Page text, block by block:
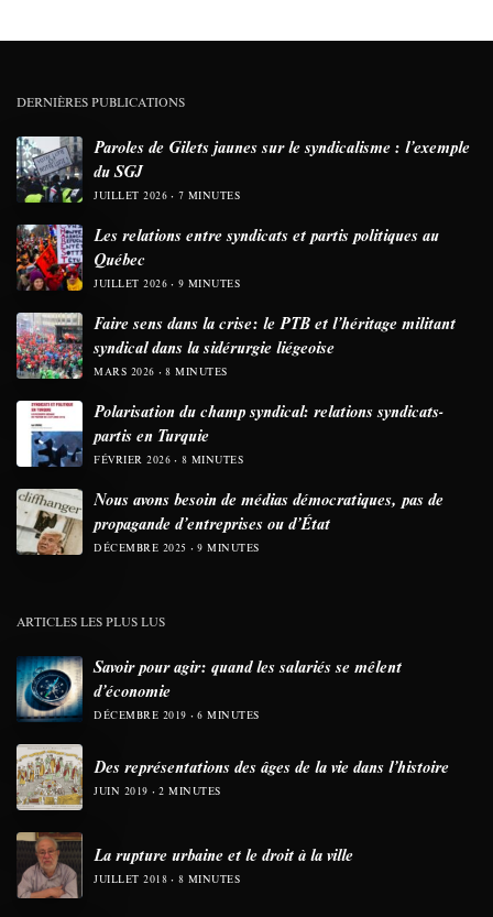
DERNIÈRES PUBLICATIONS
Paroles de Gilets jaunes sur le syndicalisme : l’exemple
du SGJ
JUILLET 2026 7 MINUTES
Les relations entre syndicats et partis politiques au
Québec
JUILLET 2026 9 MINUTES
Faire sens dans la crise: le PTB et l’héritage militant
syndical dans la sidérurgie liégeoise
MARS 2026 8 MINUTES
Polarisation du champ syndical: relations syndicats-
partis en Turquie
FÉVRIER 2026 8 MINUTES
Nous avons besoin de médias démocratiques, pas de
propagande d’entreprises ou d’État
DÉCEMBRE 2025 9 MINUTES
ARTICLES LES PLUS LUS
Savoir pour agir: quand les salariés se mêlent
d’économie
DÉCEMBRE 2019 6 MINUTES
Des représentations des âges de la vie dans l’histoire
JUIN 2019 2 MINUTES
La rupture urbaine et le droit à la ville
JUILLET 2018 8 MINUTES